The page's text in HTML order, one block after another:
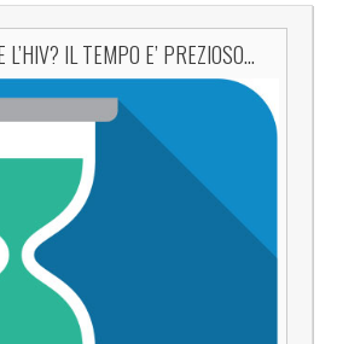
IL TEMPO E’ PREZIOSO…